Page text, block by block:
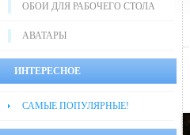
ОБОИ ДЛЯ РАБОЧЕГО СТОЛА
АВАТАРЫ
ИНТЕРЕСНОЕ
САМЫЕ ПОПУЛЯРНЫЕ!